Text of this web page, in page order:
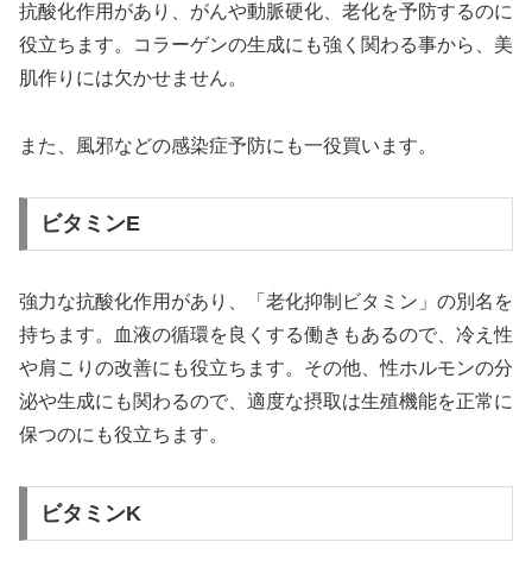
抗酸化作用があり、がんや動脈硬化、老化を予防するのに
役立ちます。コラーゲンの生成にも強く関わる事から、美
肌作りには欠かせません。
また、風邪などの感染症予防にも一役買います。
ビタミンE
強力な抗酸化作用があり、「老化抑制ビタミン」の別名を
持ちます。血液の循環を良くする働きもあるので、冷え性
や肩こりの改善にも役立ちます。その他、性ホルモンの分
泌や生成にも関わるので、適度な摂取は生殖機能を正常に
保つのにも役立ちます。
ビタミンK